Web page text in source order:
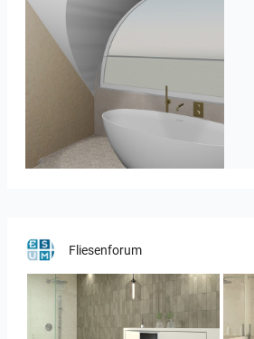
J._Stadtmuller-
Fliesenforum